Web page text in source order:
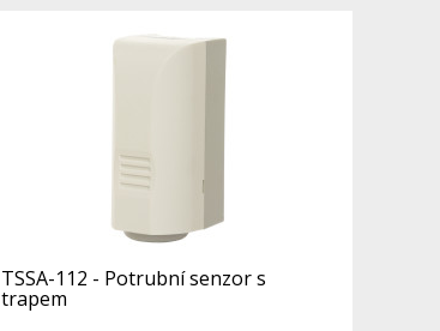
TSSA-112 - Potrubní senzor s
trapem